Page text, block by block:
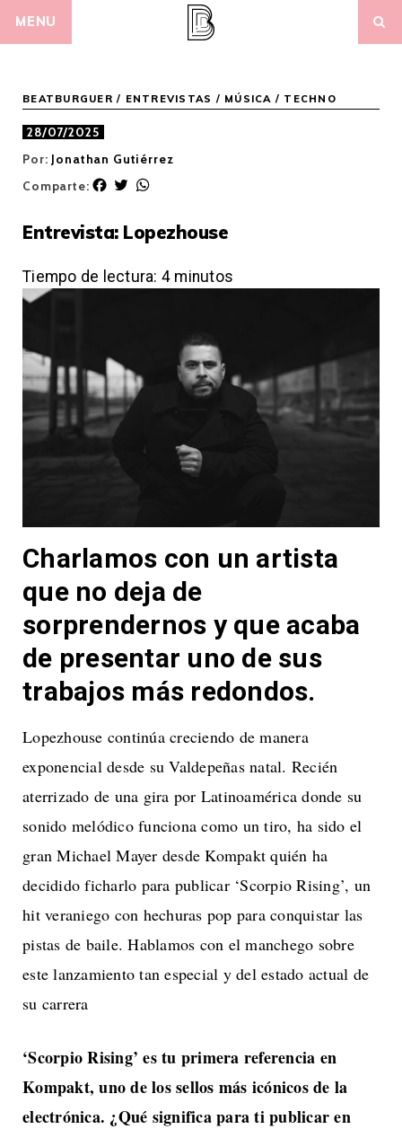
MENU
BEATBURGUER / ENTREVISTAS / MÚSICA / TECHNO
28/07/2025
Por: Jonathan Gutiérrez
Comparte:
F
e
o
o
T
t
e
r
t
A
p
Entrevista: Lopezhouse
Tiempo de lectura: 4 minutos
Charlamos con un artista
que no deja de
sorprendernos y que acaba
de presentar uno de sus
trabajos más redondos.
Lopezhouse continúa creciendo de manera
exponencial desde su Valdepeñas natal. Recién
aterrizado de una gira por Latinoamérica donde su
sonido melódico funciona como un tiro, ha sido el
gran Michael Mayer desde Kompakt quién ha
decidido ficharlo para publicar ‘Scorpio Rising’, un
hit veraniego con hechuras pop para conquistar las
pistas de baile. Hablamos con el manchego sobre
este lanzamiento tan especial y del estado actual de
su carrera
‘Scorpio Rising’ es tu primera referencia en
Kompakt, uno de los sellos más icónicos de la
electrónica. ¿Qué significa para ti publicar en